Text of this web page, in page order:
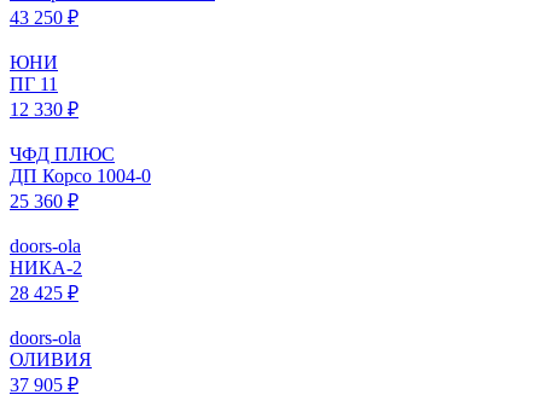
43 250 ₽
ЮНИ
ПГ 11
12 330 ₽
ЧФД ПЛЮС
ДП Корсо 1004-0
25 360 ₽
doors-ola
НИКА-2
28 425 ₽
doors-ola
ОЛИВИЯ
37 905 ₽